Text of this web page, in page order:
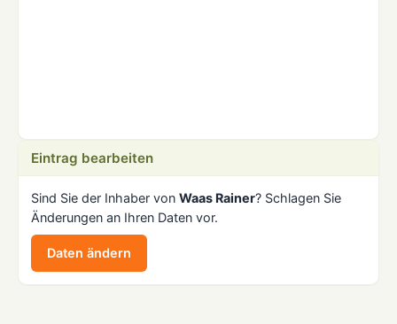
Eintrag bearbeiten
Sind Sie der Inhaber von Waas Rainer? Schlagen Sie
Änderungen an Ihren Daten vor.
Daten ändern